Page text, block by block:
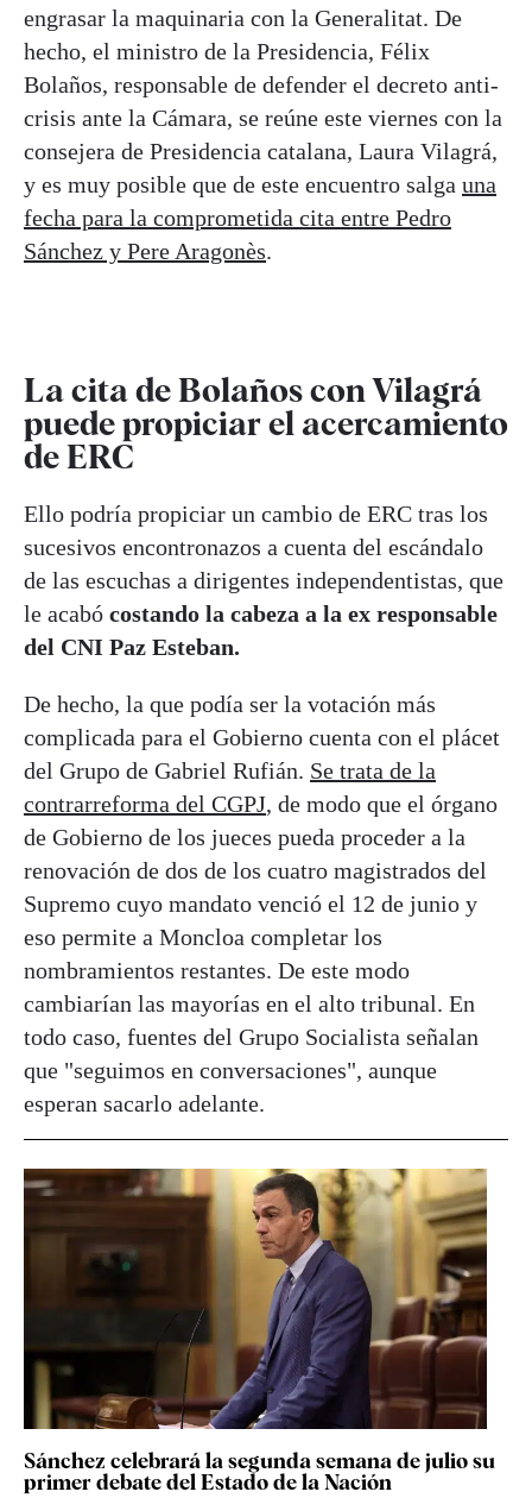
engrasar la maquinaria con la Generalitat. De
hecho, el ministro de la Presidencia, Félix
Bolaños, responsable de defender el decreto anti-
crisis ante la Cámara, se reúne este viernes con la
consejera de Presidencia catalana, Laura Vilagrá,
y es muy posible que de este encuentro salga una
fecha para la comprometida cita entre Pedro
Sánchez y Pere Aragonès.
La cita de Bolaños con Vilagrá
puede propiciar el acercamiento
de ERC
Ello podría propiciar un cambio de ERC tras los
sucesivos encontronazos a cuenta del escándalo
de las escuchas a dirigentes independentistas, que
le acabó costando la cabeza a la ex responsable
del CNI Paz Esteban.
De hecho, la que podía ser la votación más
complicada para el Gobierno cuenta con el plácet
del Grupo de Gabriel Rufián. Se trata de la
contrarreforma del CGPJ, de modo que el órgano
de Gobierno de los jueces pueda proceder a la
renovación de dos de los cuatro magistrados del
Supremo cuyo mandato venció el 12 de junio y
eso permite a Moncloa completar los
nombramientos restantes. De este modo
cambiarían las mayorías en el alto tribunal. En
todo caso, fuentes del Grupo Socialista señalan
que "seguimos en conversaciones", aunque
esperan sacarlo adelante.
Sánchez celebrará la segunda semana de julio su
primer debate del Estado de la Nación